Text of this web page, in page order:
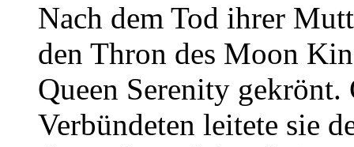
Nach dem Tod ihrer
den Thron des Moon
Queen Serenity
Verbündeten leitete sie